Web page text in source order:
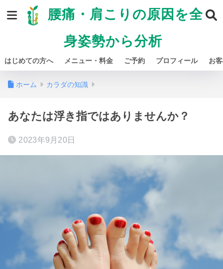
腰痛・肩こりの原因を全
身姿勢から分析
はじめての方へ メニュー・料金 ご予約 プロフィール お
ホーム カラダの知識
あなたは浮き指ではありませんか？
2023年9月20日